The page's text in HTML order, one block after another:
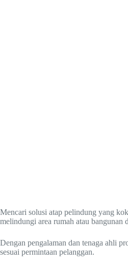
Mencari solusi atap pelindung yang
melindungi area rumah atau bangunan
Dengan pengalaman dan tenaga ahli
sesuai permintaan pelanggan.